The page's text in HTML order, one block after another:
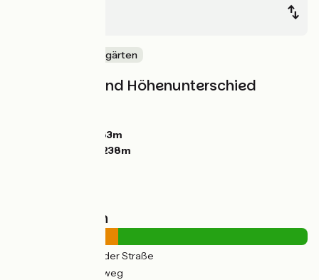
Mitten in den Weingärten
Steigungen und Höhenunterschied
183m
238m
Straßentypen
(36%) Auf der Straße
(64%) Radweg